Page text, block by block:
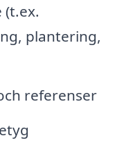
plantering,
referenser